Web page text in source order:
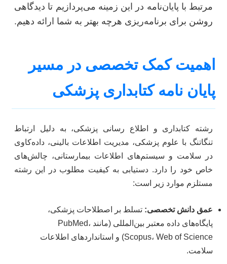
مرتبط با پایان‌نامه در این زمینه می‌پردازیم تا دیدگاهی
روشن برای برنامه‌ریزی هرچه بهتر به شما ارائه دهیم.
اهمیت کمک تخصصی در مسیر
پایان نامه کتابداری پزشکی
رشته کتابداری و اطلاع رسانی پزشکی، به دلیل ارتباط
تنگاتنگ با علوم پزشکی، مدیریت اطلاعات بالینی، داده‌کاوی
در سلامت و سیستم‌های اطلاعات بیمارستانی، چالش‌های
خاص خود را دارد. دستیابی به کیفیت مطلوب در این رشته
مستلزم موارد زیر است:
عمق دانش تخصصی: تسلط بر اصطلاحات پزشکی،
پایگاه‌های داده معتبر بین‌المللی (مانند PubMed،
Scopus، Web of Science) و استانداردهای اطلاعات
سلامت.